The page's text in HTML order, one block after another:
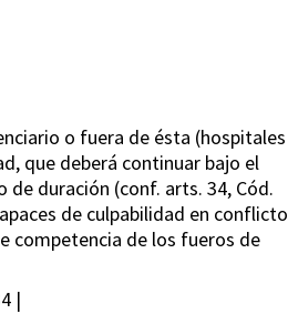
o fuera de ésta (hospitales
que deberá continuar bajo el
duración (conf. arts. 34, Cód.
de culpabilidad en conflicto
competencia de los fueros de
|